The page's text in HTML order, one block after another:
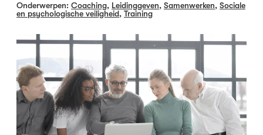
Onderwerpen: Coaching, Leidinggeven, Samenwerken, Sociale
en psychologische veiligheid, Training